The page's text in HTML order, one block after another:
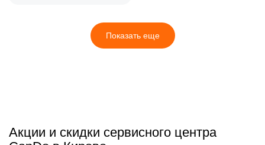
Показать еще
Акции и скидки сервисного центра